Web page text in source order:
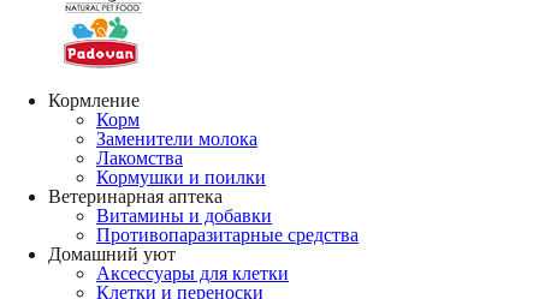
Кормление
Корм
Заменители молока
Лакомства
Кормушки и поилки
Ветеринарная аптека
Витамины и добавки
Противопаразитарные средства
Домашний уют
Аксессуары для клетки
Клетки и переноски